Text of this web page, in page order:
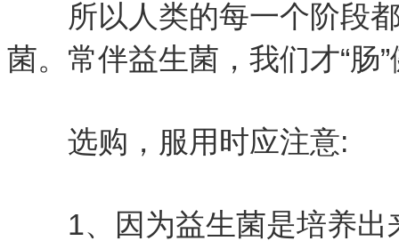
所以人类的每一个阶段都
菌。常伴益生菌，我们才“肠
选购，服用时应注意:
1、因为益生菌是培养出